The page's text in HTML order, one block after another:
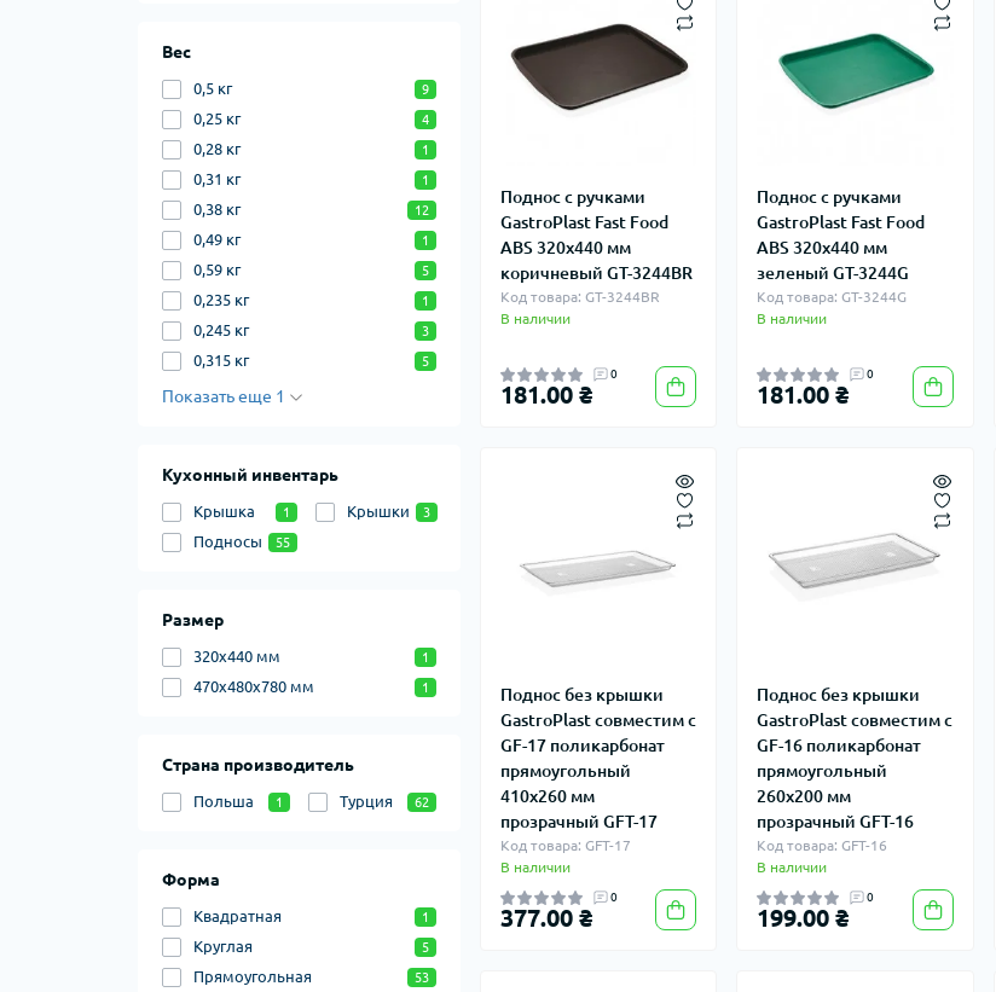
Вес
0,5 кг 9
0,25 кг 4
0,28 кг 1
0,31 кг 1
0,38 кг 12
0,49 кг 1
0,59 кг 5
0,235 кг 1
0,245 кг 3
0,315 кг 5
Показать еще 1
Кухонный инвентарь
Крышка 1 Крышки 3
Подносы 55
Размер
320х440 мм 1
470х480х780 мм 1
Страна производитель
Польша 1 Турция 62
Форма
Квадратная 1
Круглая 5
Прямоугольная 53
Поднос с ручками
GastroPlast Fast Food
ABS 320х440 мм
коричневый GT-3244BR
Код товара: GT-3244BR
В наличии
0
181.00 ₴
Поднос с ручками
GastroPlast Fast Food
ABS 320х440 мм
зеленый GT-3244G
Код товара: GT-3244G
В наличии
0
181.00 ₴
Поднос без крышки
GastroPlast совместим с
GF-17 поликарбонат
прямоугольный
410х260 мм
прозрачный GFT-17
Код товара: GFT-17
В наличии
0
377.00 ₴
Поднос без крышки
GastroPlast совместим с
GF-16 поликарбонат
прямоугольный
260х200 мм
прозрачный GFT-16
Код товара: GFT-16
В наличии
0
199.00 ₴